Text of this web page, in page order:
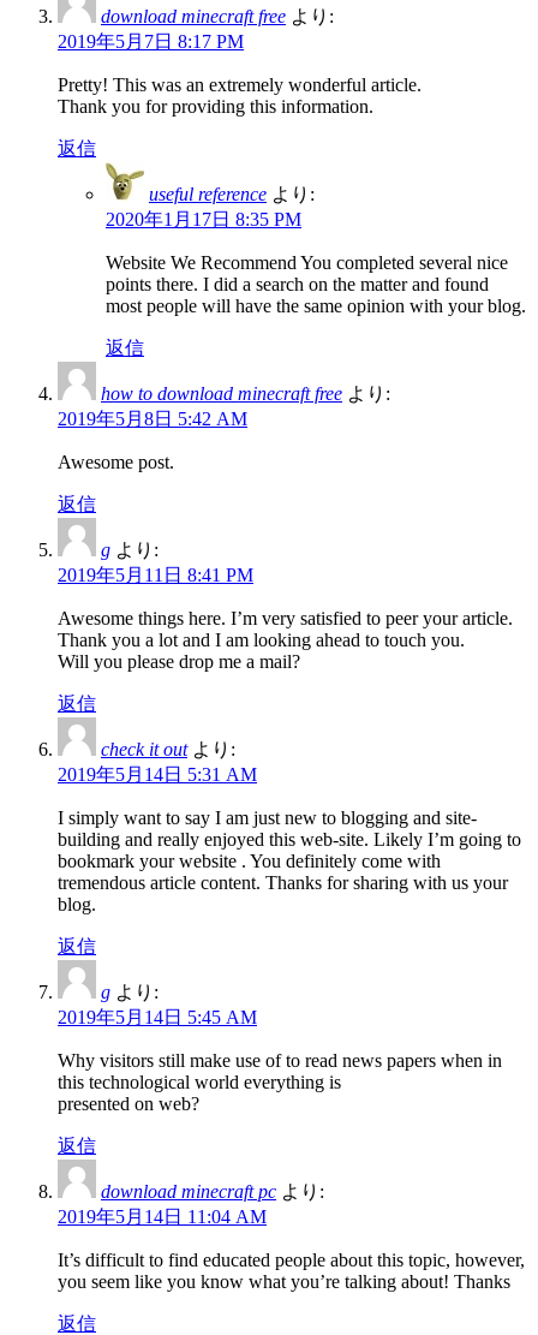
download minecraft free より:
2019年5月7日 8:17 PM
Pretty! This was an extremely wonderful article.
Thank you for providing this information.
返信
useful reference より:
2020年1月17日 8:35 PM
Website We Recommend You completed several nice
points there. I did a search on the matter and found
most people will have the same opinion with your blog.
返信
how to download minecraft free より:
2019年5月8日 5:42 AM
Awesome post.
返信
g より:
2019年5月11日 8:41 PM
Awesome things here. I’m very satisfied to peer your article.
Thank you a lot and I am looking ahead to touch you.
Will you please drop me a mail?
返信
check it out より:
2019年5月14日 5:31 AM
I simply want to say I am just new to blogging and site-
building and really enjoyed this web-site. Likely I’m going to
bookmark your website . You definitely come with
tremendous article content. Thanks for sharing with us your
blog.
返信
g より:
2019年5月14日 5:45 AM
Why visitors still make use of to read news papers when in
this technological world everything is
presented on web?
返信
download minecraft pc より:
2019年5月14日 11:04 AM
It’s difficult to find educated people about this topic, however,
you seem like you know what you’re talking about! Thanks
返信